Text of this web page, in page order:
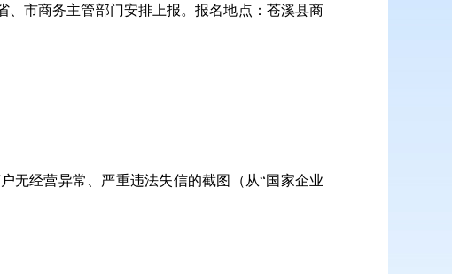
、市商务主管部门安排上报。报名地点：苍溪县商
户无经营异常、严重违法失信的截图（从“国家企业